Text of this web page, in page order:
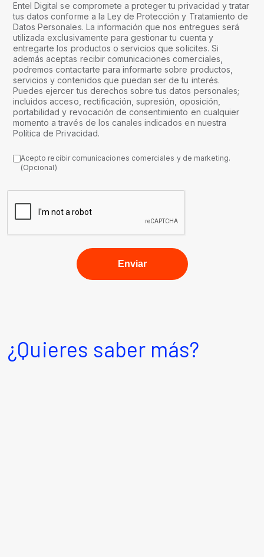
Entel Digital se compromete a proteger tu privacidad y tratar
tus datos conforme a la Ley de Protección y Tratamiento de
Datos Personales. La información que nos entregues será
utilizada exclusivamente para gestionar tu cuenta y
entregarte los productos o servicios que solicites. Si
además aceptas recibir comunicaciones comerciales,
podremos contactarte para informarte sobre productos,
servicios y contenidos que puedan ser de tu interés.
Puedes ejercer tus derechos sobre tus datos personales;
incluidos acceso, rectificación, supresión, oposición,
portabilidad y revocación de consentimiento en cualquier
momento a través de los canales indicados en nuestra
Política de Privacidad.
Acepto recibir comunicaciones comerciales y de marketing.
(Opcional)
¿Quieres saber más?